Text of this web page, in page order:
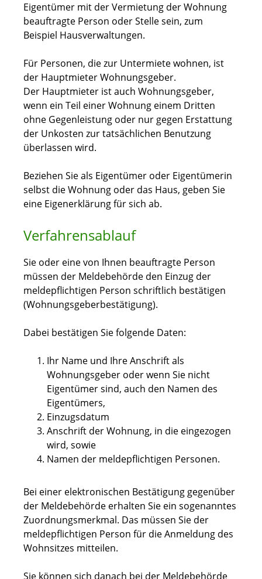
Eigentümer mit der Vermietung der Wohnung
beauftragte Person oder Stelle sein, zum
Beispiel Hausverwaltungen.
Für Personen, die zur Untermiete wohnen, ist
der Hauptmieter Wohnungsgeber.
Der Hauptmieter ist auch Wohnungsgeber,
wenn ein Teil einer Wohnung einem Dritten
ohne Gegenleistung oder nur gegen Erstattung
der Unkosten zur tatsächlichen Benutzung
überlassen wird.
Beziehen Sie als Eigentümer oder Eigentümerin
selbst die Wohnung oder das Haus, geben Sie
eine Eigenerklärung für sich ab.
Verfahrensablauf
Sie oder eine von Ihnen beauftragte Person
müssen der Meldebehörde den Einzug der
meldepflichtigen Person schriftlich bestätigen
(Wohnungsgeberbestätigung).
Dabei bestätigen Sie folgende Daten:
Ihr Name und Ihre Anschrift als
Wohnungsgeber oder wenn Sie nicht
Eigentümer sind, auch den Namen des
Eigentümers,
Einzugsdatum
Anschrift der Wohnung, in die eingezogen
wird, sowie
Namen der meldepflichtigen Personen.
Bei einer elektronischen Bestätigung gegenüber
der Meldebehörde erhalten Sie ein sogenanntes
Zuordnungsmerkmal. Das müssen Sie der
meldepflichtigen Person für die Anmeldung des
Wohnsitzes mitteilen.
Sie können sich danach bei der Meldebehörde